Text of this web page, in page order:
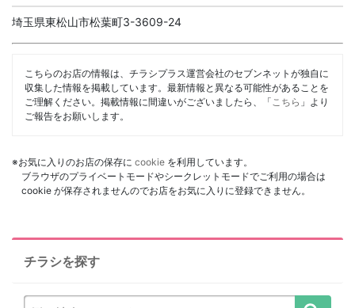
埼玉県東松山市松葉町3-3609-24
こちらのお店の情報は、チラシプラス運営会社のセブンネットが独自に
収集した情報を掲載しています。最新情報と異なる可能性があることを
ご理解ください。掲載情報に間違いがございましたら、「 こちら 」より
ご報告をお願いします。
※お気に入りのお店の保存に cookie を利用しています。
ブラウザのプライベートモードやシークレットモードでご利用の場合は
cookie が保存されませんのでお店をお気に入りに登録できません。
チラシを探す